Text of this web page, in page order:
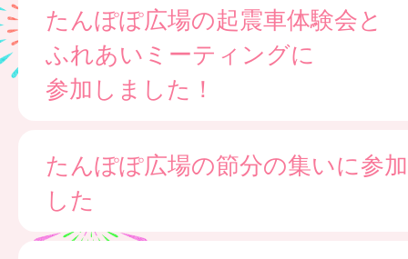
たんぽぽ広場の起震車体験会と
ふれあいミーティングに
参加しました！
たんぽぽ広場の節分の集いに参
した